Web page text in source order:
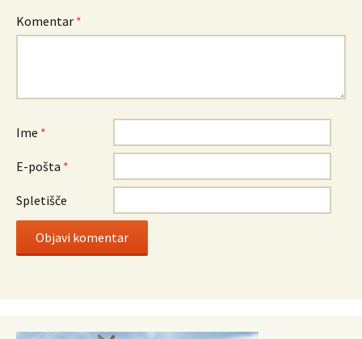
Komentar *
Ime *
E-pošta *
Spletišče